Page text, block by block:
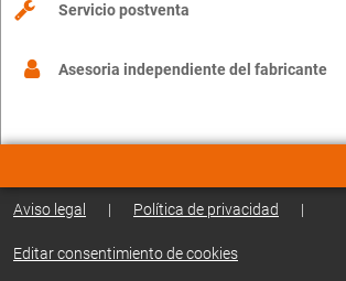
Servicio postventa
Asesoria independiente del fabricante
Aviso legal | Política de privacidad |
Editar consentimiento de cookies